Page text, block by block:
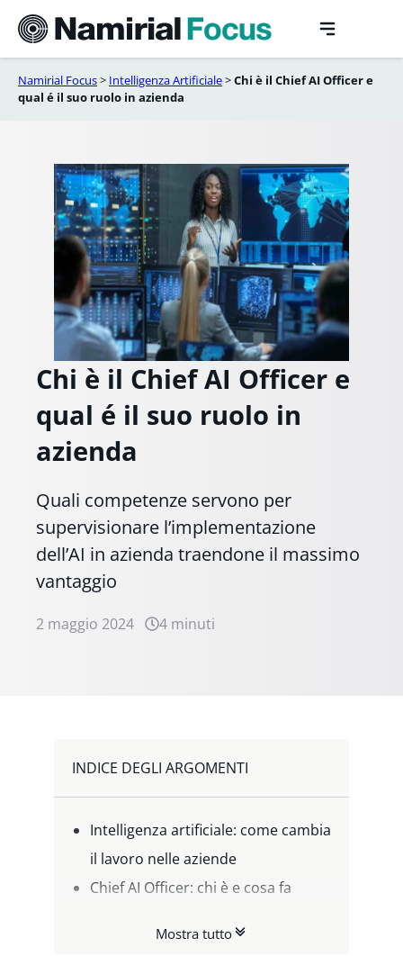
contenuto
Namirial Focus> Intelligenza Artificiale>Chi è il Chief AI Officer e
qual é il suo ruolo in azienda
Chi è il Chief AI Officer e
qual é il suo ruolo in
azienda
Quali competenze servono per
supervisionare l’implementazione
dell’AI in azienda traendone il massimo
vantaggio
2 maggio 2024 4 minuti
INDICE DEGLI ARGOMENTI
Intelligenza artificiale: come cambia
il lavoro nelle aziende
Chief AI Officer: chi è e cosa fa
deve avere
Mostra tutto